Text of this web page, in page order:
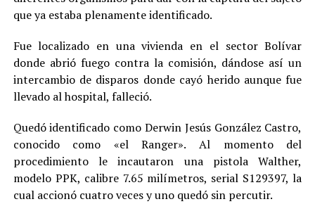
que ya estaba plenamente identificado.
Fue localizado en una vivienda en el sector Bolívar
donde abrió fuego contra la comisión, dándose así un
intercambio de disparos donde cayó herido aunque fue
llevado al hospital, falleció.
Quedó identificado como Derwin Jesús González Castro,
conocido como «el Ranger». Al momento del
procedimiento le incautaron una pistola Walther,
modelo PPK, calibre 7.65 milímetros, serial S129397, la
cual accionó cuatro veces y uno quedó sin percutir.